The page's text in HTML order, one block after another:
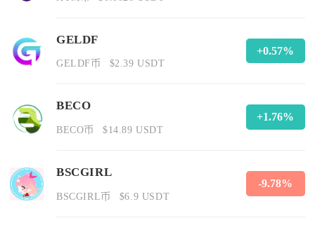
GELDF
GELDF币 $2.39 USDT
+0.57%
BECO
BECO币 $14.89 USDT
+1.76%
BSCGIRL
BSCGIRL币 $6.9 USDT
-9.78%